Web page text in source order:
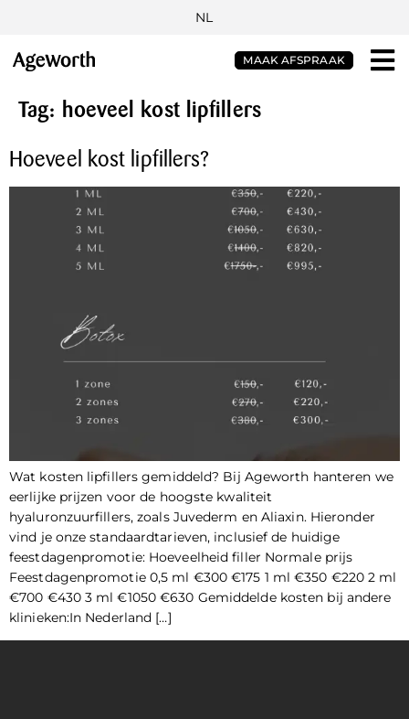
NL
MAAK AFSPRAAK
Tag: hoeveel kost lipfillers
Hoeveel kost lipfillers?
Wat kosten lipfillers gemiddeld? Bij Ageworth hanteren we
eerlijke prijzen voor de hoogste kwaliteit
hyaluronzuurfillers, zoals Juvederm en Aliaxin. Hieronder
vind je onze standaardtarieven, inclusief de huidige
feestdagenpromotie: Hoeveelheid filler Normale prijs
Feestdagenpromotie 0,5 ml €300 €175 1 ml €350 €220 2 ml
€700 €430 3 ml €1050 €630 Gemiddelde kosten bij andere
klinieken:In Nederland […]